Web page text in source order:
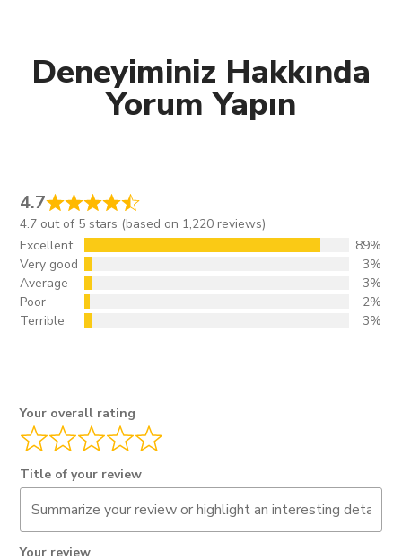
Deneyiminiz Hakkında
Yorum Yapın
4.7
4.7 out of 5 stars (based on 1,220 reviews)
Excellent
89%
Very good
3%
Average
3%
Poor
2%
Terrible
3%
Your overall rating
Title of your review
Your review